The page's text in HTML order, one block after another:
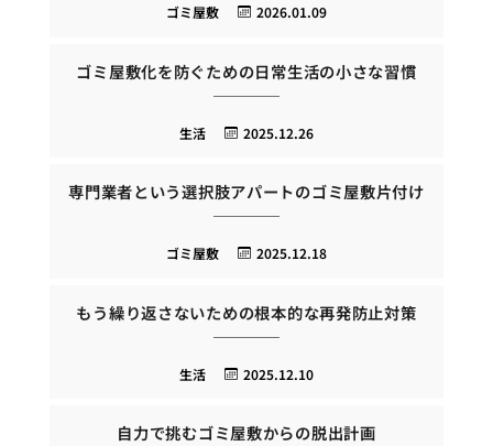
2026.01.09
ゴミ屋敷
ゴミ屋敷化を防ぐための日常生活の小さな習慣
2025.12.26
生活
専門業者という選択肢アパートのゴミ屋敷片付け
2025.12.18
ゴミ屋敷
もう繰り返さないための根本的な再発防止対策
2025.12.10
生活
自力で挑むゴミ屋敷からの脱出計画